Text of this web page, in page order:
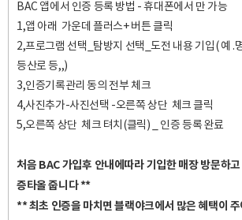
BAC 앱에서 인증 등록 방법 - 휴대폰에서 만 가능
1,앱 아래 가운데 플러스+ 버튼 클릭
2,프로그램 선택_탐방지 선택_도전 내용 기입( 예 .
등산로 등,,)
3,인증기록관리 동의 전부 체크
4,사진추가-사진선택 -오른쪽 상단 체크 클릭
5,오른쪽 상단 체크 텨치(클릭) _ 인증 등록 완료
처음 BAC 가입후 안내에따라 기입한 매장 방문하
증타올 줍니다 **
** 최초 인증을 마치면 블랙야크에서 많은 혜택이